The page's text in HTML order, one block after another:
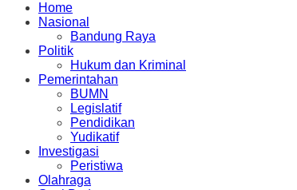
Home
Nasional
Bandung Raya
Politik
Hukum dan Kriminal
Pemerintahan
BUMN
Legislatif
Pendidikan
Yudikatif
Investigasi
Peristiwa
Olahraga